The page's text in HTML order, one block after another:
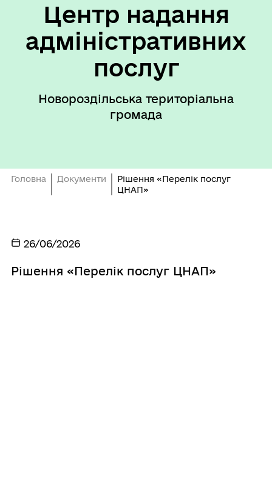
Центр надання
адміністративних
послуг
Новороздільська територіальна
громада
Головна Документи
Рішення «Перелік послуг
ЦНАП»
26/06/2026
Рішення «Перелік послуг ЦНАП»